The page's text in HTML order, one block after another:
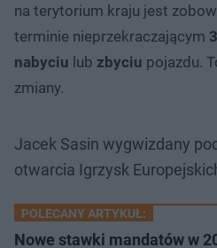
na terytorium kraju jest
terminie nieprzekraczającym
nabyciu lub zbyciu pojazdu.
zmiany.
Jacek Sasin wygwizdany
otwarcia Igrzysk
POLECANY ARTYKUŁ:
Nowe stawki mandatów w